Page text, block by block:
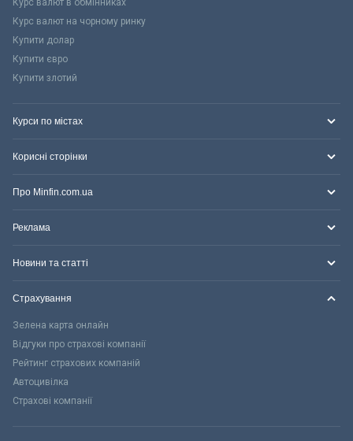
Курс валют на чорному ринку
Купити долар
Купити євро
Купити злотий
Курси по містах
Корисні сторінки
Про Minfin.com.ua
Реклама
Новини та статті
Страхування
Зелена карта онлайн
Відгуки про страхові компанії
Рейтинг страхових компаній
Автоцивілка
Страхові компанії